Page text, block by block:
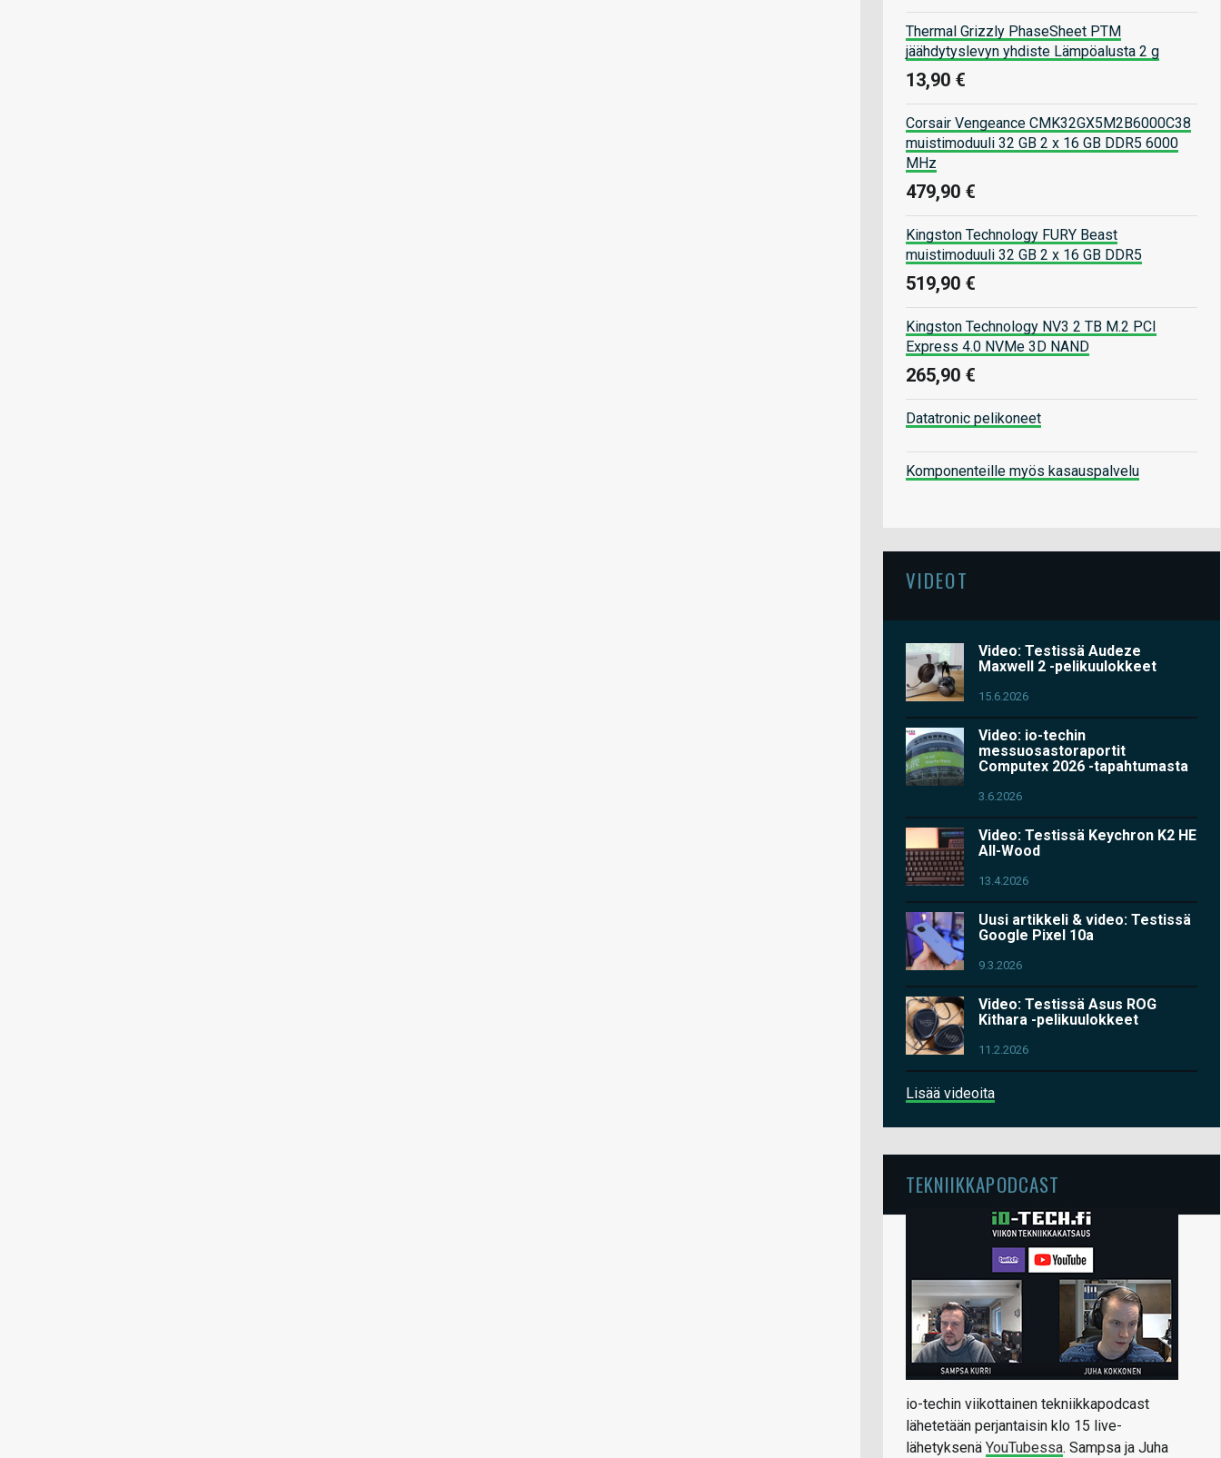
Thermal Grizzly PhaseSheet PTM
jäähdytyslevyn yhdiste Lämpöalusta 2 g
13,90 €
Corsair Vengeance CMK32GX5M2B6000C38
muistimoduuli 32 GB 2 x 16 GB DDR5 6000
MHz
479,90 €
Kingston Technology FURY Beast
muistimoduuli 32 GB 2 x 16 GB DDR5
519,90 €
Kingston Technology NV3 2 TB M.2 PCI
Express 4.0 NVMe 3D NAND
265,90 €
Datatronic pelikoneet
Komponenteille myös kasauspalvelu
VIDEOT
Video: Testissä Audeze
Maxwell 2 -pelikuulokkeet
15.6.2026
Video: io-techin
messuosastoraportit
Computex 2026 -tapahtumasta
3.6.2026
Video: Testissä Keychron K2 HE
All-Wood
13.4.2026
Uusi artikkeli & video: Testissä
Google Pixel 10a
9.3.2026
Video: Testissä Asus ROG
Kithara -pelikuulokkeet
11.2.2026
Lisää videoita
TEKNIIKKAPODCAST
io-techin viikottainen tekniikkapodcast
lähetetään perjantaisin klo 15 live-
lähetyksenä YouTubessa. Sampsa ja Juha